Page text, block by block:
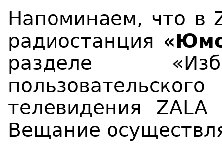
Напоминаем, что в
радиостанция
разделе
телевидения
Вещание